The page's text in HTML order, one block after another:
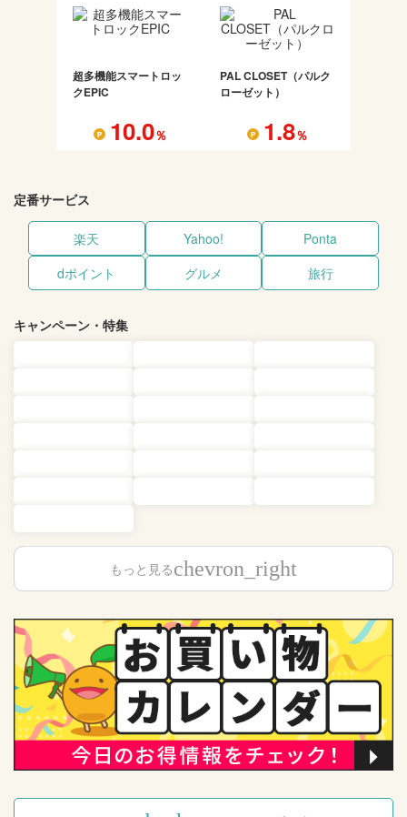
超多機能スマートロッ
クEPIC
10.0％
PAL CLOSET（パルク
ローゼット）
1.8％
定番サービス
楽天 Yahoo!
Ponta
dポイント
グルメ 旅行
キャンペーン・特集
もっと見るchevron_right